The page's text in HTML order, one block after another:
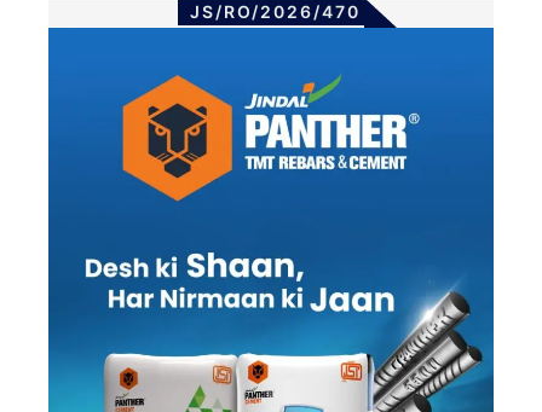
JS/RO/2026/470